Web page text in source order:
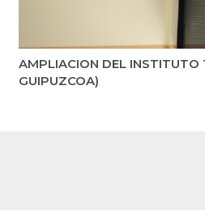
AMPLIACION DEL
GUIPUZCOA)